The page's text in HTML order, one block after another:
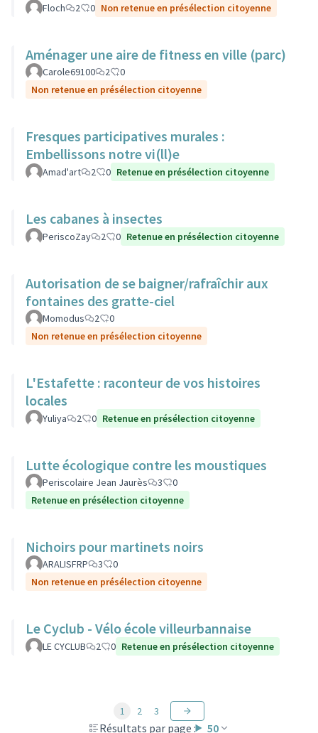
Floch 2 0 Non retenue en présélection citoyenne
Aménager une aire de fitness en ville (parc)
Carole69100 2
0
Non retenue en présélection citoyenne
Fresques participatives murales :
Embellissons notre vi(ll)e
Amad'art 2 0 Retenue en présélection citoyenne
Les cabanes à insectes
PeriscoZay 2 0 Retenue en présélection citoyenne
Autorisation de se baigner/rafraîchir aux
fontaines des gratte-ciel
Momodus 2
0
Non retenue en présélection citoyenne
L'Estafette : raconteur de vos histoires
locales
Yuliya 2 0 Retenue en présélection citoyenne
Lutte écologique contre les moustiques
Periscolaire Jean Jaurès 3
0
Retenue en présélection citoyenne
Nichoirs pour martinets noirs
ARALISFRP 3
0
Non retenue en présélection citoyenne
Le Cyclub - Vélo école villeurbannaise
LE CYCLUB 2 0 Retenue en présélection citoyenne
Résultats par page : 50
1 2 3